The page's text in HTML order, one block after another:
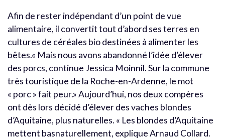
Afin de rester indépendant d’un point de vue
alimentaire, il convertit tout d’abord ses terres en
cultures de céréales bio destinées à alimenter les
bêtes.« Mais nous avons abandonné l’idée d’élever
des porcs, continue Jessica Moinnil. Sur la commune
très touristique de la Roche-en-Ardenne, le mot
« porc » fait peur.» Aujourd’hui, nos deux compères
ont dès lors décidé d’élever des vaches blondes
d’Aquitaine, plus naturelles. « Les blondes d’Aquitaine
mettent basnaturellement, explique Arnaud Collard.